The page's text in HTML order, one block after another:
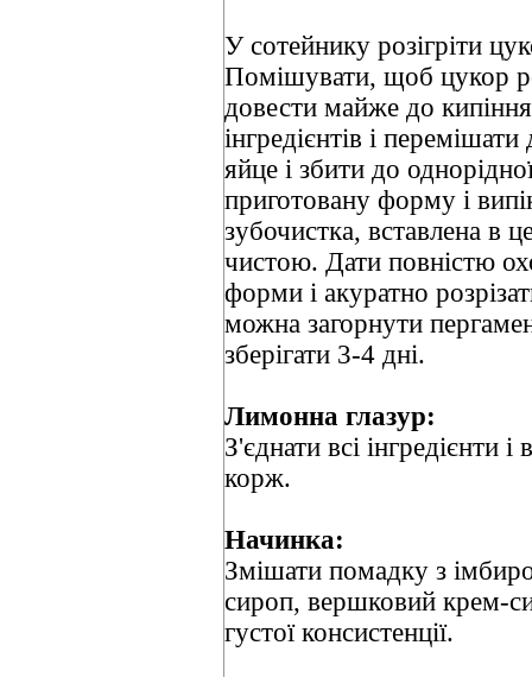
У сотейнику розігріти
Помішувати, щоб цукор
довести майже до
інгредієнтів і
яйце і збити до
приготовану форму і
зубочистка, вставлена в
чистою. Дати повністю
форми і акуратно
можна загорнути
зберігати 3-4 дні.
Лимонна глазур:
З'єднати всі інгредієнти
корж.
Начинка:
Змішати помадку з
сироп, вершковий крем-
густої консистенції.